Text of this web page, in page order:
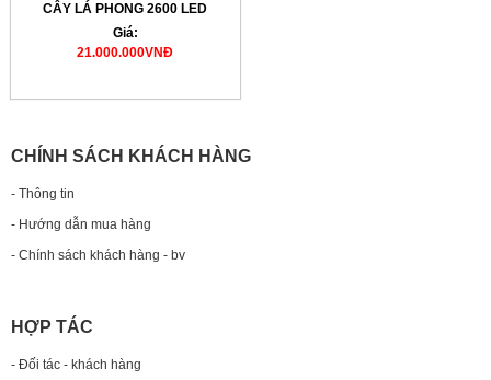
CÂY LÁ PHONG 2600 LED
Giá:
21.000.000VNĐ
CHÍNH SÁCH KHÁCH HÀNG
- Thông tin
- Hướng dẫn mua hàng
- Chính sách khách hàng - bv
HỢP TÁC
- Đối tác - khách hàng